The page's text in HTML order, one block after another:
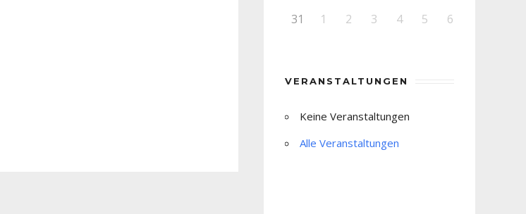
31
1 2 3 4 5 6
VERANSTALTUNGEN
Keine Veranstaltungen
Alle Veranstaltungen